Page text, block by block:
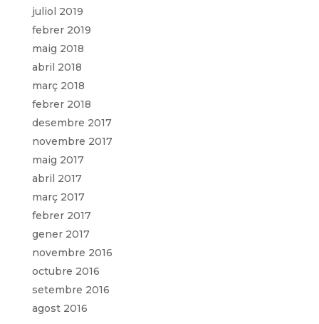
juliol 2019
febrer 2019
maig 2018
abril 2018
març 2018
febrer 2018
desembre 2017
novembre 2017
maig 2017
abril 2017
març 2017
febrer 2017
gener 2017
novembre 2016
octubre 2016
setembre 2016
agost 2016